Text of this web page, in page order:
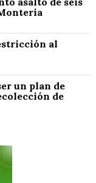
al
un plan de
de